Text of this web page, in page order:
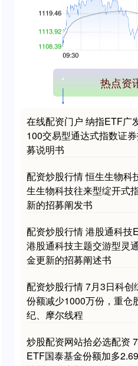
基金指数 7229.80
国债指数
热点资
在线配资门户 纳指ETF广
100交易型通达式指数证
募说明书
配资炒股行情 恒生生物科
生生物科技往来型绽开式
新的招募阐发书
配资炒股行情 港股通科技
港股通科技主题交游型灵
金更新的招募阐述书
配资炒股行情 7月3日科创
份额减少1000万份，重仓
纪、摩尔线程
炒股配资网站拾必选配资
ETF国泰基金份额加多